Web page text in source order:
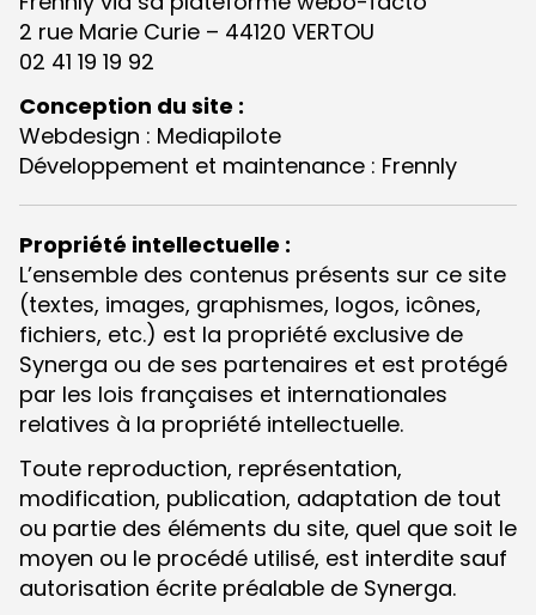
2 rue Marie Curie – 44120 VERTOU
02 41 19 19 92
Conception du site :
Webdesign : Mediapilote
Développement et maintenance : Frennly
Propriété intellectuelle :
L’ensemble des contenus présents sur ce site
(textes, images, graphismes, logos, icônes,
fichiers, etc.) est la propriété exclusive de
Synerga ou de ses partenaires et est protégé
par les lois françaises et internationales
relatives à la propriété intellectuelle.
Toute reproduction, représentation,
modification, publication, adaptation de tout
ou partie des éléments du site, quel que soit le
moyen ou le procédé utilisé, est interdite sauf
autorisation écrite préalable de Synerga.